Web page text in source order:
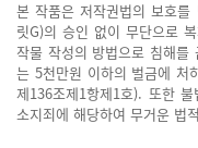
본 작품은 저작권법의 보호를
릿G)의 승인 없이 무단으로
작물 작성의 방법으로 침해
는 5천만원 이하의 벌금에 처
제136조제1항제1호). 또한
소지죄에 해당하여 무거운 법